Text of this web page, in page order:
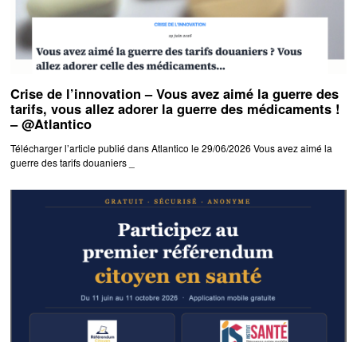
Crise de l’innovation – Vous avez aimé la guerre des
tarifs, vous allez adorer la guerre des médicaments !
– @Atlantico
Télécharger l’article publié dans Atlantico le 29/06/2026 Vous avez aimé la
guerre des tarifs douaniers _